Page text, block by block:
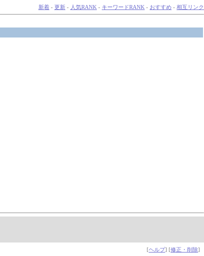
新着 - 更新 - 人気RANK - キーワードRANK - おすすめ - 相互リンク
[ヘルプ] [修正・削除]